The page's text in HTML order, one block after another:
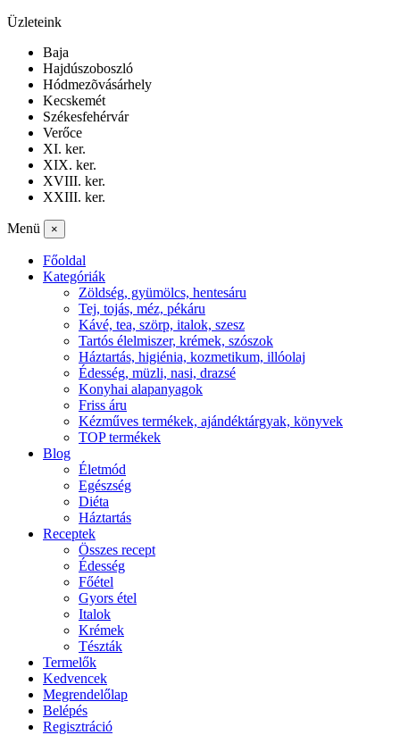
Üzleteink
Baja
Hajdúszoboszló
Hódmezõvásárhely
Kecskemét
Székesfehérvár
Verőce
XI. ker.
XIX. ker.
XVIII. ker.
XXIII. ker.
Menü ×
Főoldal
Kategóriák
Zöldség, gyümölcs, hentesáru
Tej, tojás, méz, pékáru
Kávé, tea, szörp, italok, szesz
Tartós élelmiszer, krémek, szószok
Háztartás, higiénia, kozmetikum, illóolaj
Édesség, müzli, nasi, drazsé
Konyhai alapanyagok
Friss áru
Kézműves termékek, ajándéktárgyak, könyvek
TOP termékek
Blog
Életmód
Egészség
Diéta
Háztartás
Receptek
Összes recept
Édesség
Főétel
Gyors étel
Italok
Krémek
Tészták
Termelők
Kedvencek
Megrendelőlap
Belépés
Regisztráció